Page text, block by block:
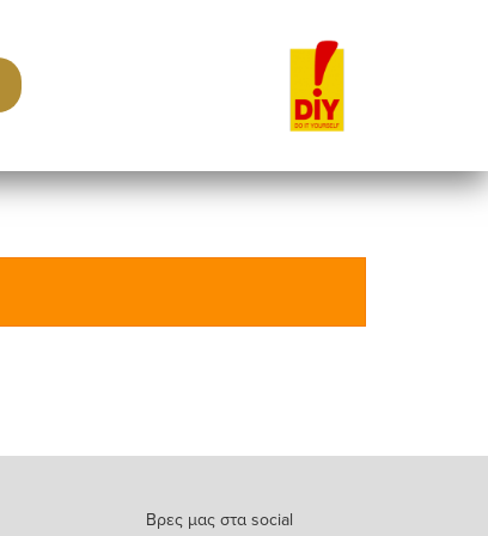
Bρες μας στα social